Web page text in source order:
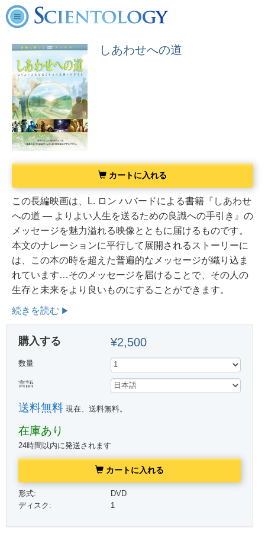
しあわせへの道
カートに入れる
この長編映画は、L. ロン ハバードによる書籍『しあわせ
への道 ― よりよい人生を送るための良識への手引き』の
メッセージを魅力溢れる映像とともに届けるものです。
本文のナレーションに平行して展開されるストーリーに
は、この本の時を超えた普遍的なメッセージが織り込ま
れています…そのメッセージを届けることで、その人の
生存と未来をより良いものにすることができます。
続きを読む
購入する ¥2,500
数量
言語
送料無料現在、送料無料。
在庫あり
24時間以内に発送されます
カートに入れる
形式:
DVD
ディスク:
1